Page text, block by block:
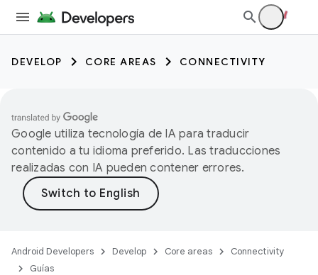
DEVELOP CORE AREAS CONNECTIVITY
Google utiliza tecnología de IA para traducir
contenido a tu idioma preferido. Las traducciones
realizadas con IA pueden contener errores.
Android Developers Develop Core areas
Connectivity
Guías